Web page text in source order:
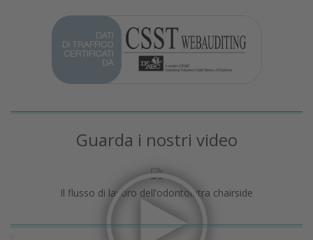
Guarda i nostri video
Il flusso di lavoro dell’odontoiatra chairside